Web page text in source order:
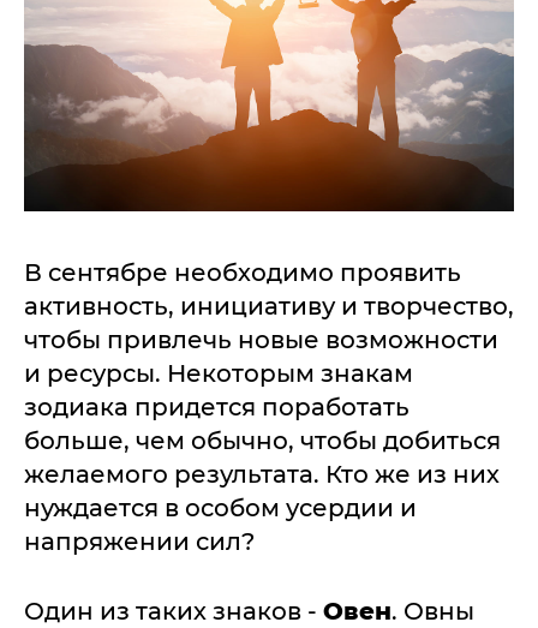
В сентябре необходимо проявить
активность, инициативу и творчество,
чтобы привлечь новые возможности
и ресурсы. Некоторым знакам
зодиака придется поработать
больше, чем обычно, чтобы добиться
желаемого результата. Кто же из них
нуждается в особом усердии и
напряжении сил?
Один из таких знаков - Овен. Овны